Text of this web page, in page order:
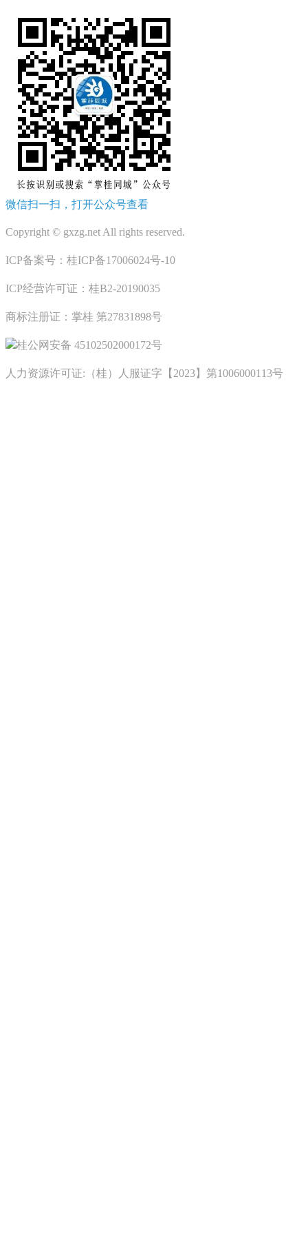
微信扫一扫，打开公众号查看
Copyright © gxzg.net All rights reserved.
ICP备案号：桂ICP备17006024号-10
ICP经营许可证：桂B2-20190035
商标注册证：掌桂 第27831898号
桂公网安备 45102502000172号
人力资源许可证:（桂）人服证字【2023】第1006000113号